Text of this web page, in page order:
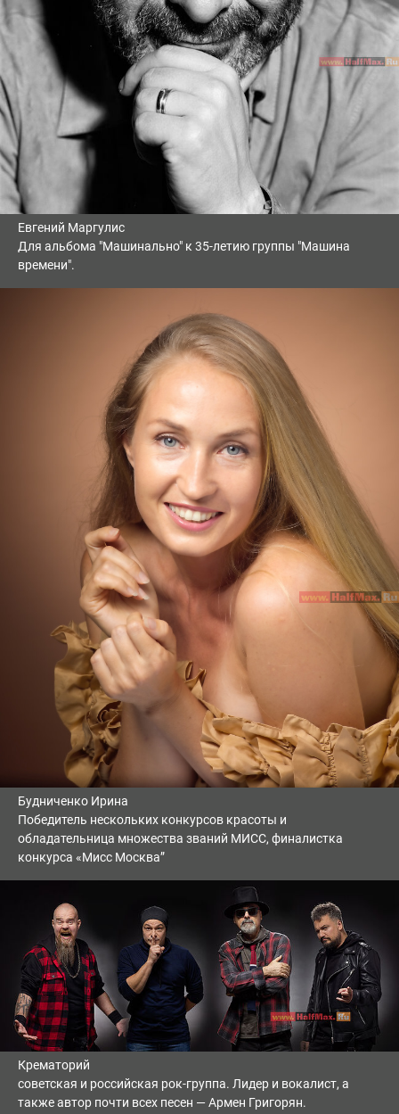
Евгений Маргулис
Для альбома "Машинально" к 35-летию группы "Машина
времени".
Будниченко Ирина
Победитель нескольких конкурсов красоты и
обладательница множества званий МИСС, финалистка
конкурса «Мисс Москва”
Крематорий
советская и российская рок-группа. Лидер и вокалист, а
также автор почти всех песен — Армен Григорян.